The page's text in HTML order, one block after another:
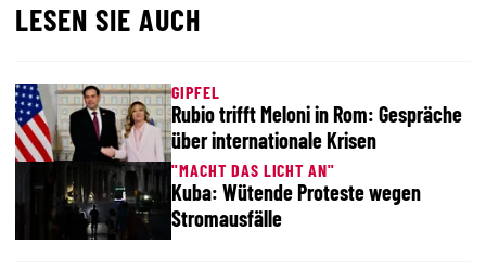
LESEN SIE AUCH
GIPFEL
Rubio trifft Meloni in Rom: Gespräche
über internationale Krisen
"MACHT DAS LICHT AN"
Kuba: Wütende Proteste wegen
Stromausfälle